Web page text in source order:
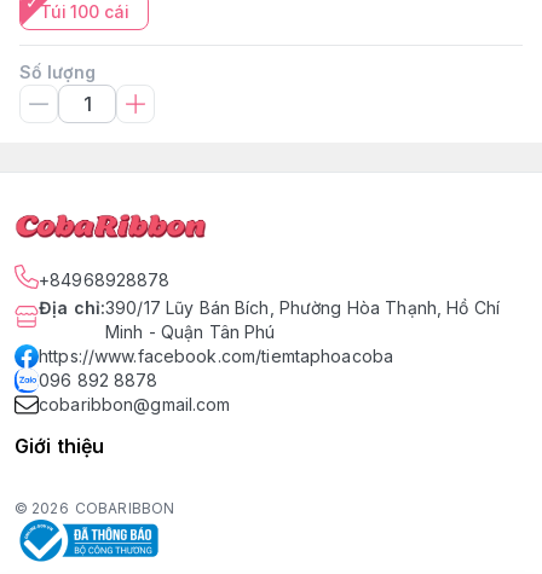
Túi 100 cái
Số lượng
+84968928878
Địa chỉ:390/17 Lũy Bán Bích, Phường Hòa Thạnh, Hồ Chí
Minh - Quận Tân Phú
https://www.facebook.com/tiemtaphoacoba
096 892 8878
cobaribbon@gmail.com
Giới thiệu
© 2026 COBARIBBON